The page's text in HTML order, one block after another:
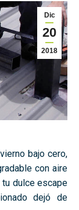
Dic
20
2018
bajo cero,
con aire
tu dulce escape
dejó de